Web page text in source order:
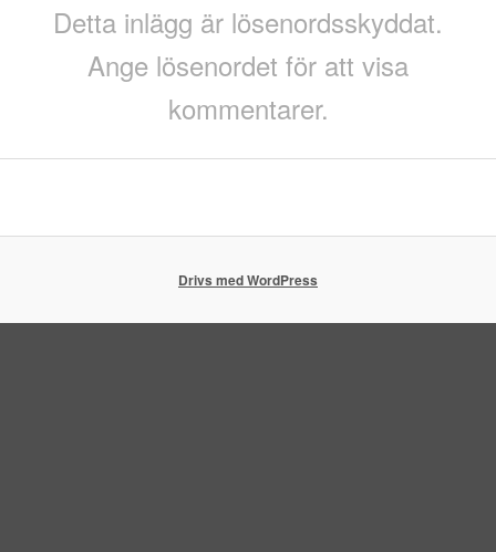
Detta inlägg är lösenordsskyddat.
Ange lösenordet för att visa
kommentarer.
Drivs med WordPress